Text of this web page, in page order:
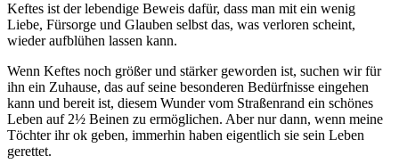
Keftes ist der lebendige Beweis dafür, dass man mit ein wenig
Liebe, Fürsorge und Glauben selbst das, was verloren scheint,
wieder aufblühen lassen kann.
Wenn Keftes noch größer und stärker geworden ist, suchen wir für
ihn ein Zuhause, das auf seine besonderen Bedürfnisse eingehen
kann und bereit ist, diesem Wunder vom Straßenrand ein schönes
Leben auf 2½ Beinen zu ermöglichen. Aber nur dann, wenn meine
Töchter ihr ok geben, immerhin haben eigentlich sie sein Leben
gerettet.